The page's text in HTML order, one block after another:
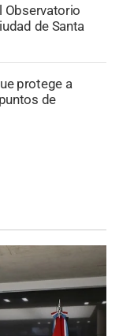
Observatorio
de Santa
protege a
de